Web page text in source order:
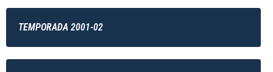
TEMPORADA 2001-02